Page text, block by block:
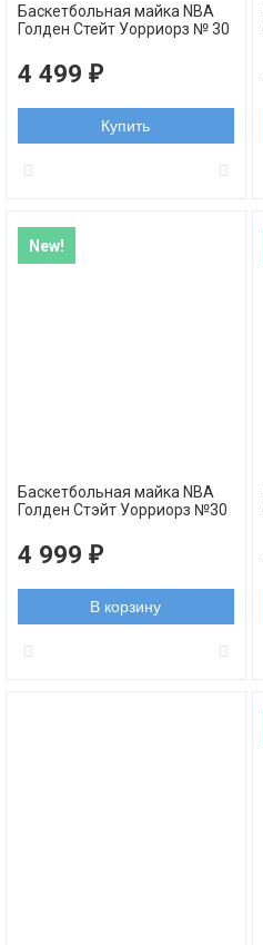
Баскетбольная майка NBA
Голден Стейт Уорриорз № 30
Oakland swingman
4 499 ₽
Купить
New!
Баскетбольная майка NBA
Голден Стэйт Уорриорз №30
Edition черная swingman
4 999 ₽
В корзину